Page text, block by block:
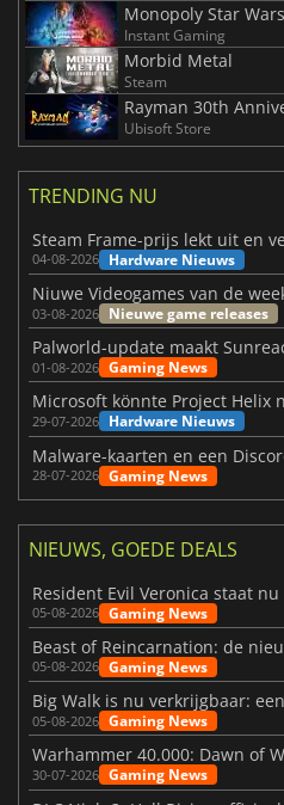
Monopoly Star
Instant Gaming
Morbid Metal
Steam
Rayman 30th
Ubisoft Store
TRENDING NU
04-08-2026 Hardware Nieuws
03-08-2026 Nieuwe game releases
01-08-2026 Gaming News
29-07-2026 Hardware Nieuws
28-07-2026 Gaming News
NIEUWS, GOEDE DEALS
05-08-2026 Gaming News
05-08-2026 Gaming News
05-08-2026 Gaming News
30-07-2026 Gaming News